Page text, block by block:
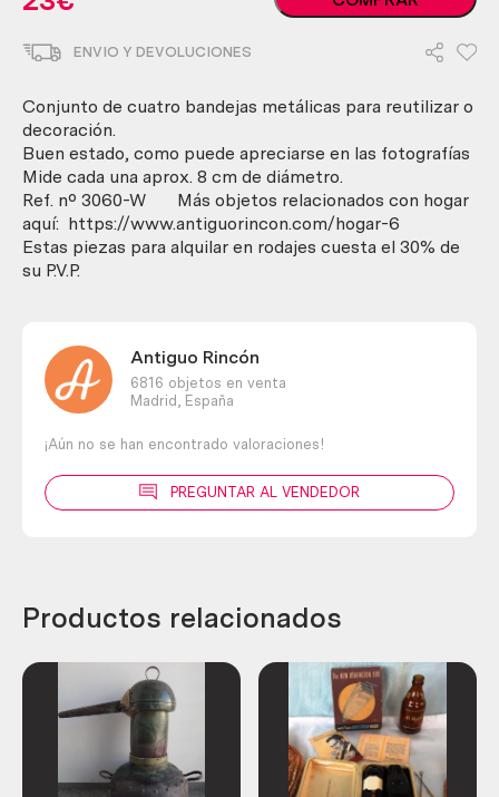
Conjunto
bandejas.
y
decoración
cantidad
ENVIO Y DEVOLUCIONES
Conjunto de cuatro bandejas metálicas para reutilizar o
decoración.
Buen estado, como puede apreciarse en las fotografías
Mide cada una aprox. 8 cm de diámetro.
Ref. nº 3060-W Más objetos relacionados con hogar
aquí: https://www.antiguorincon.com/hogar-6
Estas piezas para alquilar en rodajes cuesta el 30% de
su P.V.P.
Antiguo Rincón
6816 objetos en venta
Madrid,
España
¡Aún no se han encontrado valoraciones!
PREGUNTAR AL VENDEDOR
Productos relacionados